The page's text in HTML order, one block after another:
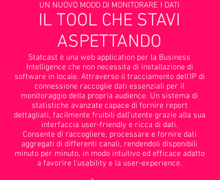
UN NUOVO MODO DI MONITORARE I DATI
IL TOOL CHE STAVI
ASPETTANDO
Statcast è una web application per la Business
Intelligence che non necessita di installazione di
software in locale. Attraverso il tracciamento dell’IP di
connessione raccoglie dati essenziali per il
monitoraggio della propria audience. Un sistema di
statistiche avanzate capace di fornire report
dettagliati, facilmente fruibili dall’utente grazie alla sua
interfaccia user-friendly e ricca di dati.
Consente di raccogliere, processare e fornire dati
aggregati di differenti canali, rendendoli disponibili
minuto per minuto, in modo intuitivo ed efficace adatto
a favorire l’usability e la user-experience.